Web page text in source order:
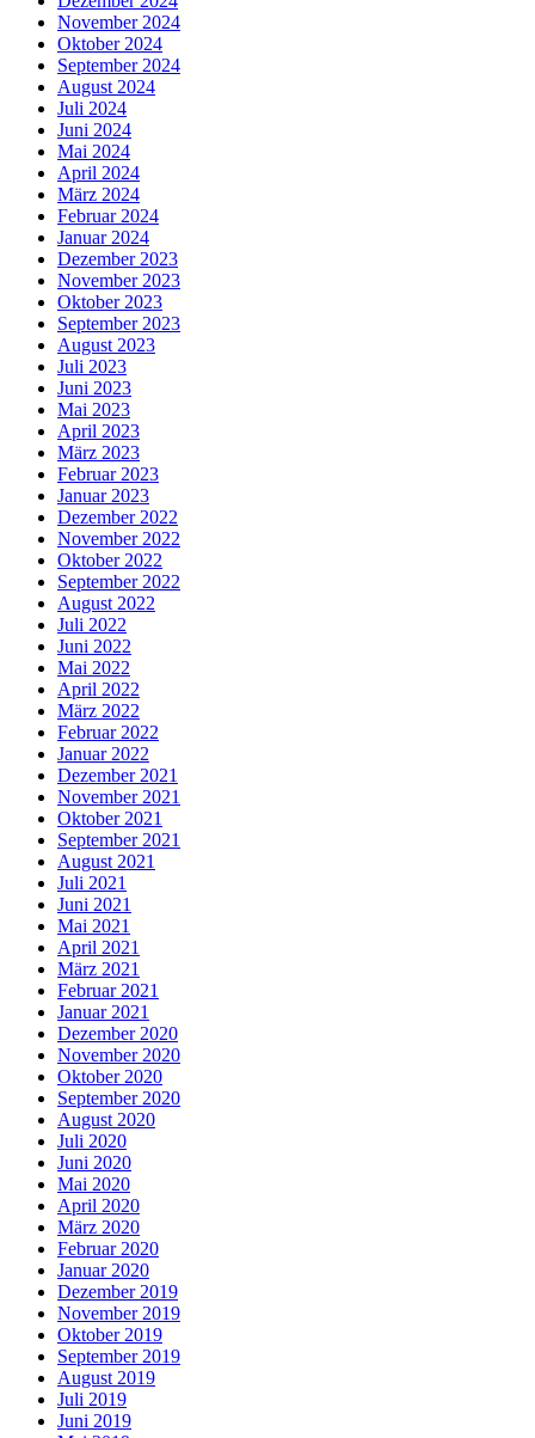
November 2024
Oktober 2024
September 2024
August 2024
Juli 2024
Juni 2024
Mai 2024
April 2024
März 2024
Februar 2024
Januar 2024
Dezember 2023
November 2023
Oktober 2023
September 2023
August 2023
Juli 2023
Juni 2023
Mai 2023
April 2023
März 2023
Februar 2023
Januar 2023
Dezember 2022
November 2022
Oktober 2022
September 2022
August 2022
Juli 2022
Juni 2022
Mai 2022
April 2022
März 2022
Februar 2022
Januar 2022
Dezember 2021
November 2021
Oktober 2021
September 2021
August 2021
Juli 2021
Juni 2021
Mai 2021
April 2021
März 2021
Februar 2021
Januar 2021
Dezember 2020
November 2020
Oktober 2020
September 2020
August 2020
Juli 2020
Juni 2020
Mai 2020
April 2020
März 2020
Februar 2020
Januar 2020
Dezember 2019
November 2019
Oktober 2019
September 2019
August 2019
Juli 2019
Juni 2019